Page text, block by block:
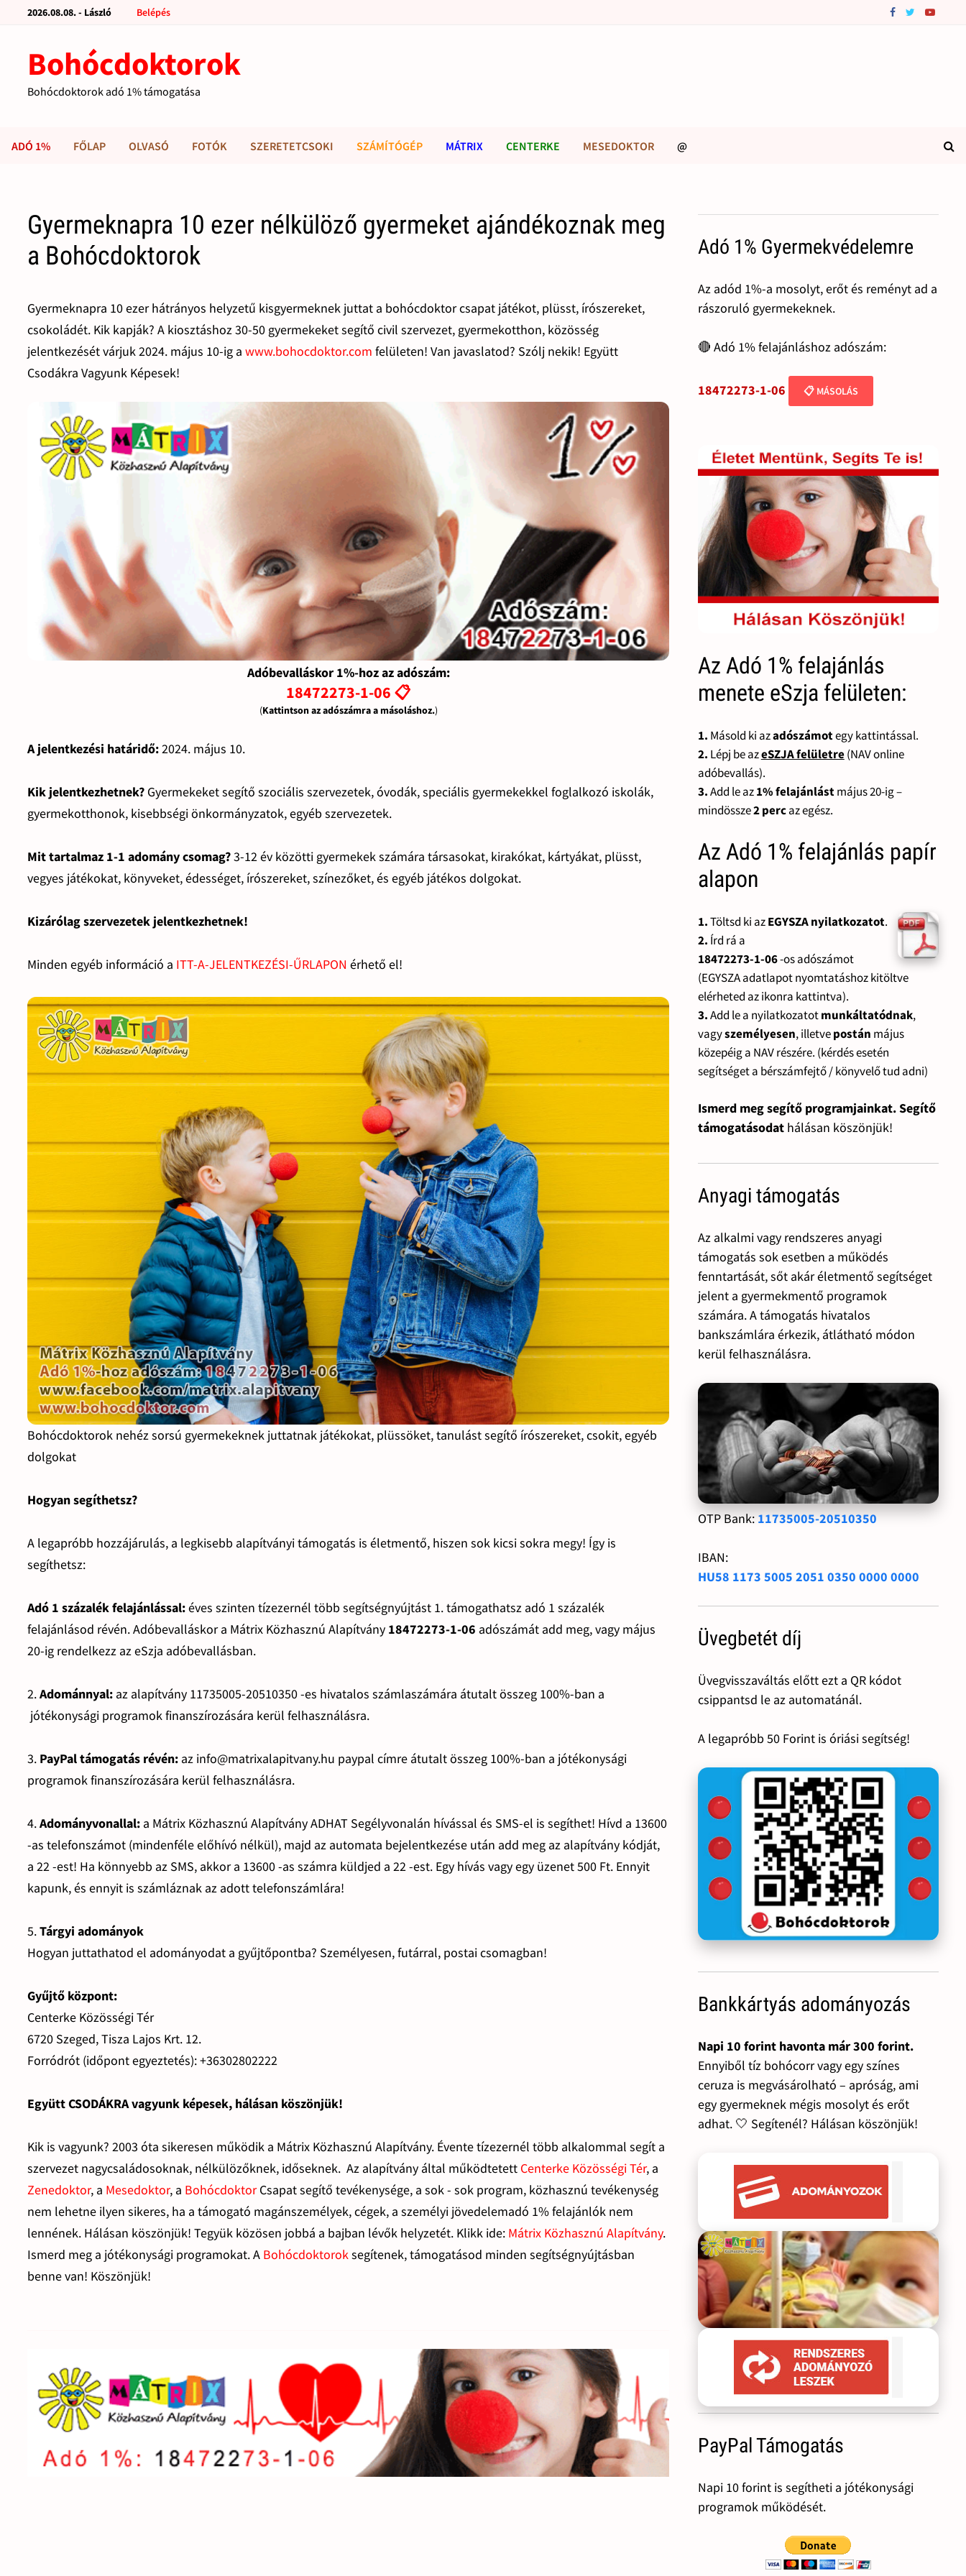
2026.08.08. - László Belépés
Bohócdoktorok
Bohócdoktorok adó 1% támogatása
ADÓ 1% FŐLAP OLVASÓ FOTÓK SZERETETCSOKI SZÁMÍTÓGÉP MÁTRIX CENTERKE MESEDOKTOR @
Gyermeknapra 10 ezer nélkülöző gyermeket ajándékoznak meg
a Bohócdoktorok
Gyermeknapra 10 ezer hátrányos helyzetű kisgyermeknek juttat a bohócdoktor csapat játékot, plüsst, írószereket,
csokoládét. Kik kapják? A kiosztáshoz 30-50 gyermekeket segítő civil szervezet, gyermekotthon, közösség
jelentkezését várjuk 2024. május 10-ig awww.bohocdoktor.com felületen! Van javaslatod? Szólj nekik! Együtt
Csodákra Vagyunk Képesek!
Adóbevalláskor 1%-hoz az adószám:
18472273-1-06 📋
(Kattintson az adószámra a másoláshoz.)
A jelentkezési határidő:2024. május 10.
Kik jelentkezhetnek? Gyermekeket segítő szociális szervezetek, óvodák, speciális gyermekekkel foglalkozó iskolák,
gyermekotthonok, kisebbségi önkormányzatok, egyéb szervezetek.
Mit tartalmaz 1-1 adomány csomag?3-12 év közötti gyermekek számára társasokat, kirakókat, kártyákat, plüsst,
vegyes játékokat, könyveket, édességet, írószereket, színezőket, és egyéb játékos dolgokat.
Kizárólag szervezetek jelentkezhetnek!
Minden egyéb információ a ITT-A-JELENTKEZÉSI-ŰRLAPON érhető el!
Bohócdoktorok nehéz sorsú gyermekeknek juttatnak játékokat, plüssöket, tanulást segítő írószereket, csokit, egyéb
dolgokat
Hogyan segíthetsz?
A legapróbb hozzájárulás, a legkisebb alapítványi támogatás is életmentő, hiszen sok kicsi sokra megy! Így is
segíthetsz:
Adó 1 százalék felajánlással:éves szinten tízezernél több segítségnyújtást 1. támogathatsz adó 1 százalék
felajánlásod révén. Adóbevalláskor a Mátrix Közhasznú Alapítvány 18472273-1-06 adószámát add meg, vagy május
20-ig rendelkezz az eSzja adóbevallásban.
2.Adománnyal: az alapítvány 11735005-20510350 -es hivatalos számlaszámára átutalt összeg 100%-ban a
jótékonysági programok finanszírozására kerül felhasználásra.
3. PayPal támogatás révén: az info@matrixalapitvany.hu paypal címre átutalt összeg 100%-ban a jótékonysági
programok finanszírozására kerül felhasználásra.
4.Adományvonallal: a Mátrix Közhasznú Alapítvány ADHAT Segélyvonalán hívással és SMS-el is segíthet! Hívd a 13600
-as telefonszámot (mindenféle előhívó nélkül), majd az automata bejelentkezése után add meg az alapítvány kódját,
a 22 -est! Ha könnyebb az SMS, akkor a 13600 -as számra küldjed a 22 -est. Egy hívás vagy egy üzenet 500 Ft. Ennyit
kapunk, és ennyit is számláznak az adott telefonszámlára!
5.Tárgyi adományok
Hogyan juttathatod el adományodat a gyűjtőpontba? Személyesen, futárral, postai csomagban!
Gyűjtő központ:
Centerke Közösségi Tér
6720 Szeged, Tisza Lajos Krt. 12.
Forródrót (időpont egyeztetés): +36302802222
Együtt CSODÁKRA vagyunk képesek, hálásan köszönjük!
Kik is vagyunk? 2003 óta sikeresen működik a Mátrix Közhasznú Alapítvány. Évente tízezernél több alkalommal segít a
szervezet nagycsaládosoknak, nélkülözőknek, időseknek. Az alapítvány által működtetett Centerke Közösségi Tér, a
Zenedoktor, a Mesedoktor, a BohócdoktorCsapat segítő tevékenysége, a sok - sok program, közhasznú tevékenység
nem lehetne ilyen sikeres, ha a támogató magánszemélyek, cégek, a személyi jövedelemadó 1% felajánlók nem
lennének. Hálásan köszönjük! Tegyük közösen jobbá a bajban lévők helyzetét. Klikk ide: Mátrix Közhasznú Alapítvány.
Ismerd meg a jótékonysági programokat. A Bohócdoktoroksegítenek, támogatásod minden segítségnyújtásban
benne van! Köszönjük!
Adó 1% Gyermekvédelemre
Az adód 1%-a mosolyt, erőt és reményt ad a
rászoruló gyermekeknek.
🔴 Adó 1% felajánláshoz adószám:
18472273-1-06 📋 MÁSOLÁS
Az Adó 1% felajánlás
menete eSzja felületen:
1. Másold ki azadószámotegy kattintással.
2. Lépj be azeSZJA felületre(NAV online
adóbevallás).
3.Add le az1% felajánlástmájus 20-ig –
mindössze2 percaz egész.
Az Adó 1% felajánlás papír
alapon
1.Töltsd ki azEGYSZA nyilatkozatot.
2. Írd rá a
18472273-1-06-os adószámot
(EGYSZA adatlapot nyomtatáshoz kitöltve
elérheted az ikonra kattintva).
3.Add le a nyilatkozatotmunkáltatódnak,
vagyszemélyesen, illetvepostán május
közepéig a NAV részére. (kérdés esetén
segítséget a bérszámfejtő / könyvelő tud adni)
Ismerd meg segítő programjainkat. Segítő
támogatásodat hálásan köszönjük!
Anyagi támogatás
Az alkalmi vagy rendszeres anyagi
támogatás sok esetben a működés
fenntartását, sőt akár életmentő segítséget
jelent a gyermekmentő programok
számára. A támogatás hivatalos
bankszámlára érkezik, átlátható módon
kerül felhasználásra.
OTP Bank: 11735005-20510350
IBAN:
HU58 1173 5005 2051 0350 0000 0000
Üvegbetét díj
Üvegvisszaváltás előtt ezt a QR kódot
csippantsd le az automatánál.
A legapróbb 50 Forint is óriási segítség!
Bankkártyás adományozás
Napi 10 forint havonta már 300 forint.
Ennyiből tíz bohócorr vagy egy színes
ceruza is megvásárolható – apróság, ami
egy gyermeknek mégis mosolyt és erőt
adhat. 🤍 Segítenél? Hálásan köszönjük!
PayPal Támogatás
Napi 10 forint is segítheti a jótékonysági
programok működését.